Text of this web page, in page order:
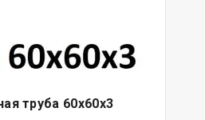
труба 60х60х3